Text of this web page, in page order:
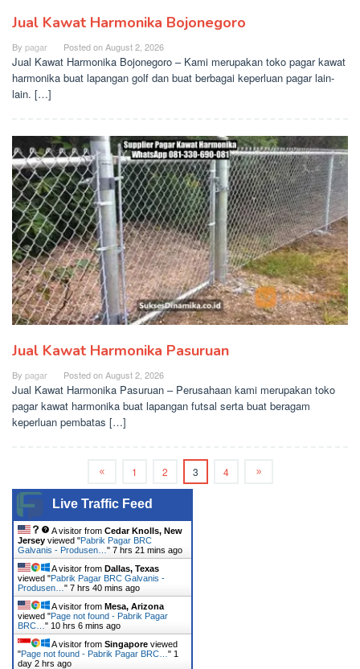
Jual Kawat Harmonika Bojonegoro
By pagar Posted onAugust 2, 2026
Jual Kawat Harmonika Bojonegoro – Kami merupakan toko pagar kawat
harmonika buat lapangan golf dan buat berbagai keperluan pagar lain-
lain. […]
Jual Kawat Harmonika Pasuruan
By pagar Posted onAugust 2, 2026
Jual Kawat Harmonika Pasuruan – Perusahaan kami merupakan toko
pagar kawat harmonika buat lapangan futsal serta buat beragam
keperluan pembatas […]
1 2 3 4
Live Traffic Feed
A visitor from Cedar Knolls, New
Jersey viewed "Pabrik Pagar BRC
Galvanis - Produsen… " 7 hrs 21 mins ago
A visitor from Dallas, Texas
viewed "Pabrik Pagar BRC Galvanis -
Produsen… " 7 hrs 40 mins ago
A visitor from Mesa, Arizona
viewed "Page not found - Pabrik Pagar
BRC… " 10 hrs 6 mins ago
A visitor from Singapore viewed
"Page not found - Pabrik Pagar BRC… " 1
day 2 hrs ago